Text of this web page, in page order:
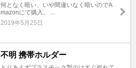
何となく暗い、いや間違いなく暗いのでA
mazonにて購入、 ...
2019年5月25日
不明 携帯ホルダー